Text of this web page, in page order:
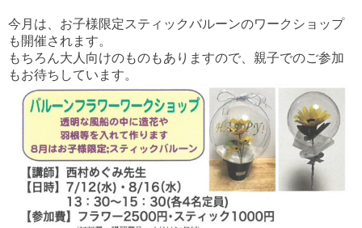
今月は、お子様限定スティックバルーンのワークショップ
も開催されます。
もちろん大人向けのものもありますので、親子でのご参加
もお待ちしています。